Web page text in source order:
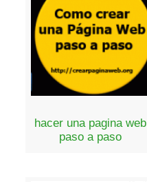
hacer una pagina web
paso a paso